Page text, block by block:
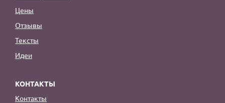
Цены
Отзывы
Тексты
Идеи
КОНТАКТЫ
Контакты